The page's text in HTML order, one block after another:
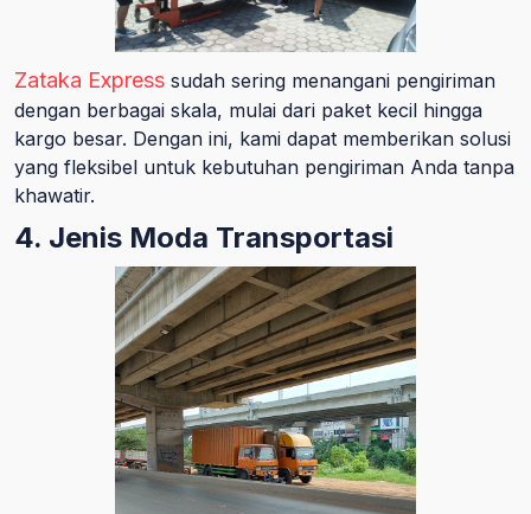
Zataka Express sudah sering menangani pengiriman
dengan berbagai skala, mulai dari paket kecil hingga
kargo besar. Dengan ini, kami dapat memberikan solusi
yang fleksibel untuk kebutuhan pengiriman Anda tanpa
khawatir.
4. Jenis Moda Transportasi